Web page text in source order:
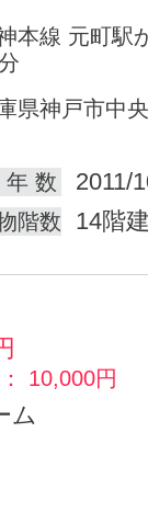
本線 元町駅
県神戸市中
年 数
2011/
階数 14階
10,000円
ム